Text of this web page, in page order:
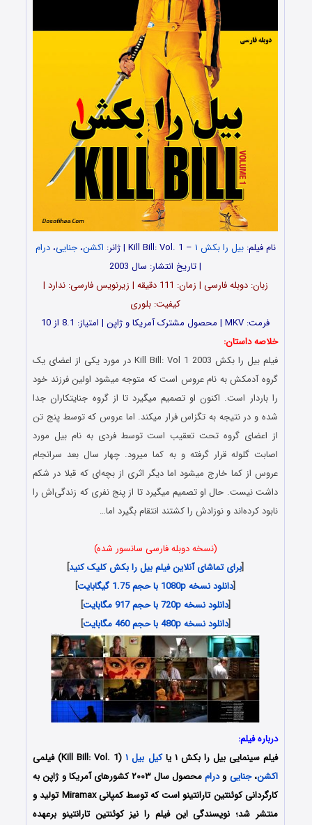
نام فیلم:بیل را بکش ۱ – Kill Bill: Vol. 1 | ژانر: اکشن،جنایی،درام
| تاریخ انتشار: سال 2003
زبان: دوبله فارسی | زمان: 111 دقیقه | زیرنویس فارسی: ندارد |
کیفیت: بلوری
فرمت: MKV | محصول مشترک آمریکا و ژاپن | امتیاز: 8.1 از 10
خلاصه داستان:
فیلم بیل را بکش Kill Bill: Vol 1 2003 در مورد یکی از اعضای یک
گروه آدمکش به نام عروس است که متوجه میشود اولین فرزند خود
را باردار است. اکنون او تصمیم میگیرد تا از گروه جنایتکاران جدا
شده و در نتیجه به تگزاس فرار میکند. اما عروس که توسط پنج تن
از اعضای گروه تحت تعقیب است توسط فردی به نام بیل مورد
اصابت گلوله قرار گرفته و به کما میرود. چهار سال بعد سرانجام
عروس از کما خارج میشود اما دیگر اثری از بچه‌ای که قبلا در شکم
داشت نیست. حال او تصمیم میگیرد تا از پنج نفری که زندگی‌اش را
نابود کرده‌اند و نوزادش را کشتند انتقام بگیرد اما…
(نسخه دوبله فارسی سانسور شده)
[برای تماشای آنلاین فیلم بیل را بکش کلیک کنید]
[دانلود نسخه 1080p با حجم 1.75 گیگابایت
]
[دانلود نسخه 720p با حجم 917 مگابایت
]
[دانلود نسخه 480p با حجم 460 مگابایت ]
درباره فیلم:
فیلم سینمایی بیل را بکش ۱ یا
کیل بیل ۱ (Kill Bill: Vol. 1) فیلمی
اکشن،جنایی ودرام
محصول سال ۲۰۰۳ کشورهای آمریکا و ژاپن به
کارگردانی کوئنتین تارانتینو است که توسط کمپانی Miramax تولید و
منتشر شد؛ نویسندگی این فیلم را نیز کوئنتین تارانتینو برعهده